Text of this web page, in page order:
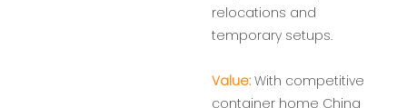
relocations and
temporary setups.
Value: With competitive
container home China